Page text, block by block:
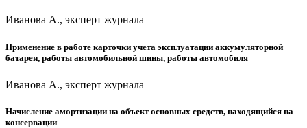
Иванова А., эксперт журнала
Применение в работе карточки учета эксплуатации аккумуляторной
батареи, работы автомобильной шины, работы автомобиля
Иванова А., эксперт журнала
Начисление амортизации на объект основных средств, находящийся на
консервации